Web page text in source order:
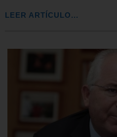
LEER ARTÍCULO...